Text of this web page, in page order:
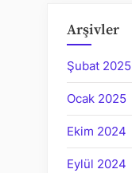
Arşivler
Şubat 2025
Ocak 2025
Ekim 2024
Eylül 2024